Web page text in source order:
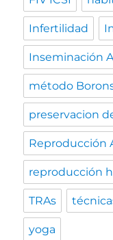
Infertilidad
Inseminación
método
preservacion
Reproducción
reproducción
TRAs
yoga